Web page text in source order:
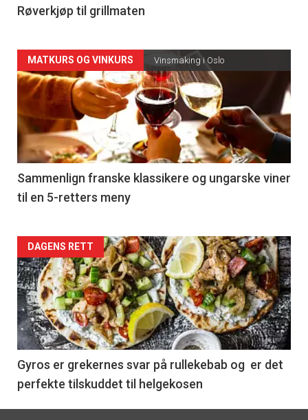
4
Røverkjøp til grillmaten
Forsiden
akkurat
nå
-
5
MATKURS OG VINKURS Vinsmaking i Oslo
Sammenlign franske klassikere og ungarske viner
til en 5-retters meny
Forsiden
akkurat
nå
-
6
DAGENS RETT
Gyros er grekernes svar på rullekebab og er det
perfekte tilskuddet til helgekosen